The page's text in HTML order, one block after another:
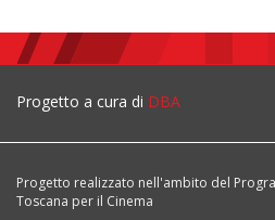
Progetto a cura di DBA
Progetto realizzato nell'ambito del
Toscana per il Cinema